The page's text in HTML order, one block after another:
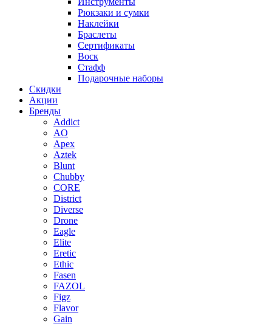
Рюкзаки и сумки
Наклейки
Браслеты
Сертификаты
Воск
Стафф
Подарочные наборы
Скидки
Акции
Бренды
Addict
AO
Apex
Aztek
Blunt
Chubby
CORE
District
Diverse
Drone
Eagle
Elite
Eretic
Ethic
Fasen
FAZOL
Figz
Flavor
Gain